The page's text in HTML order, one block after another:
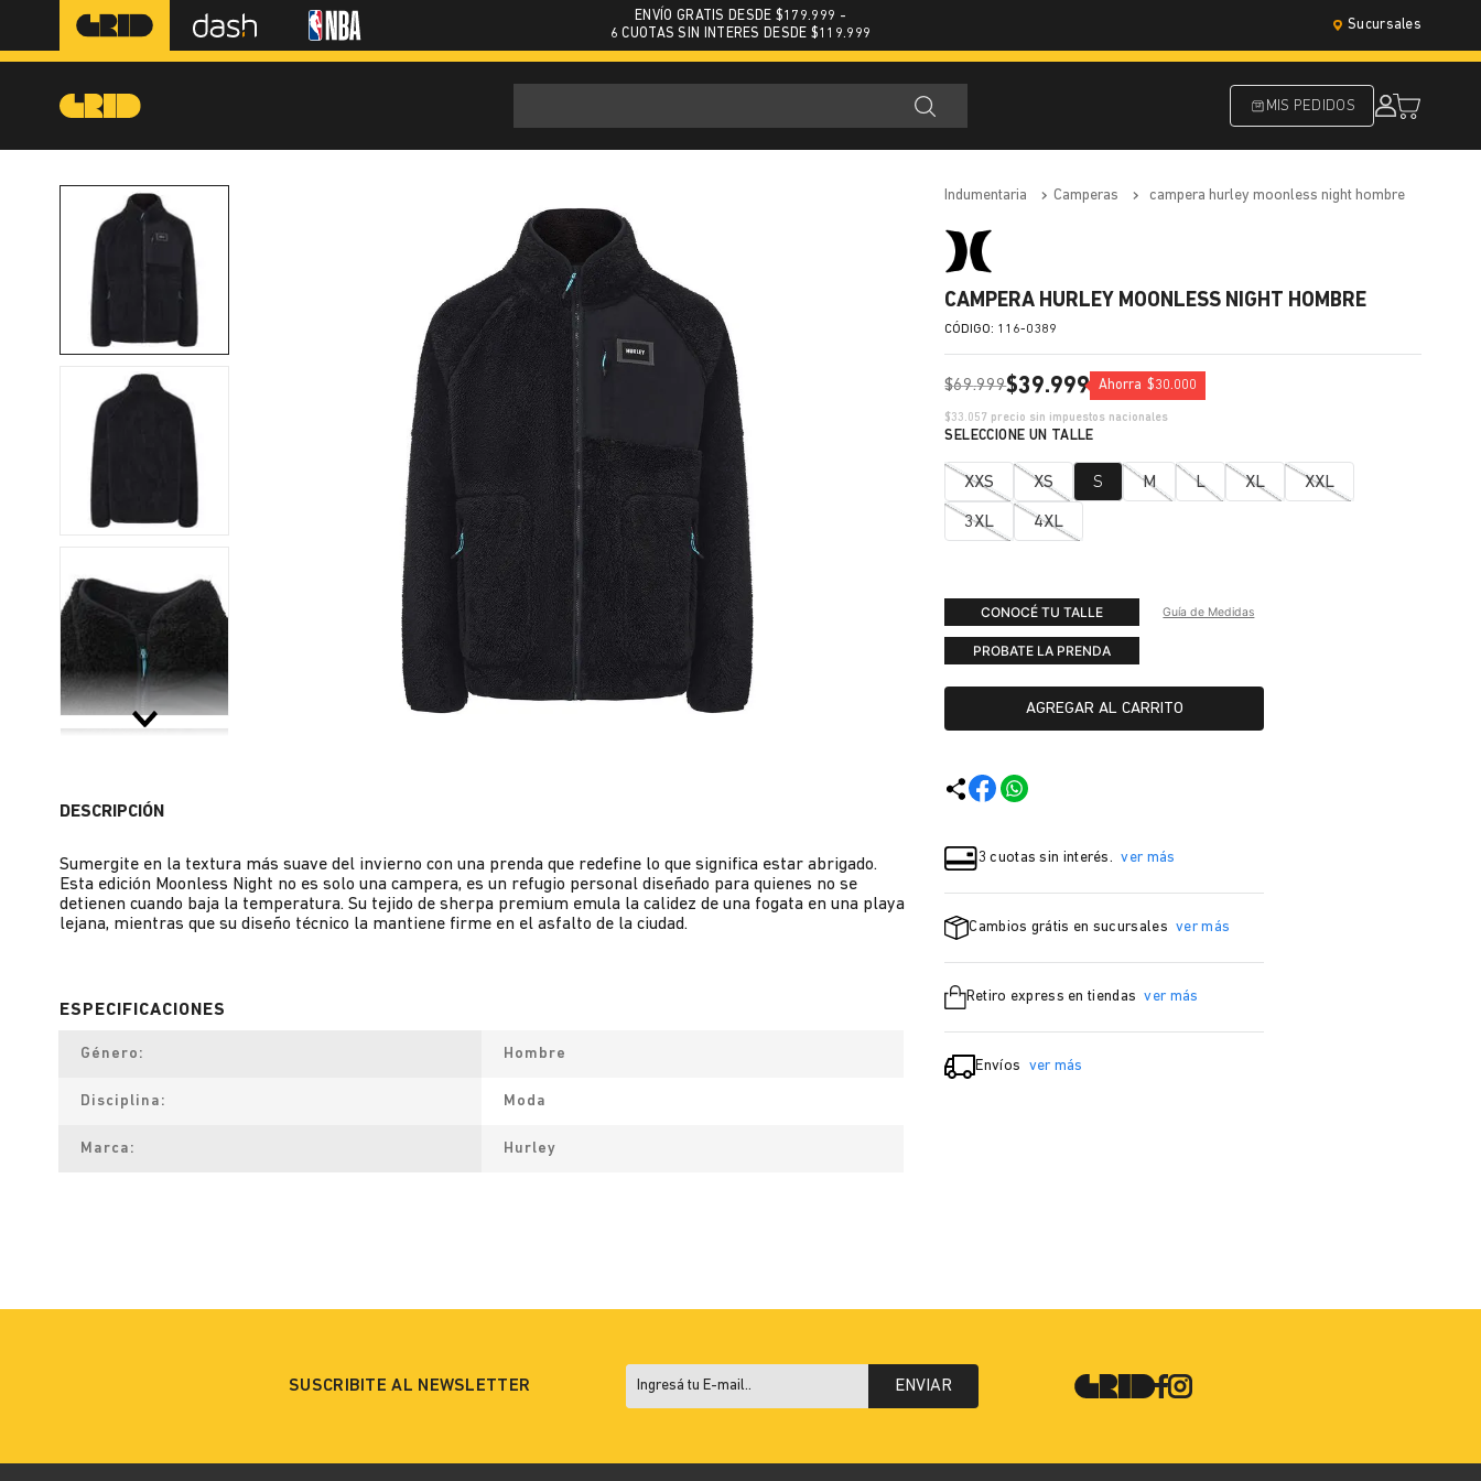
ENVÍO GRATIS DESDE $179.999 -
6 CUOTAS SIN INTERES DESDE $119.999
Sucursales
MIS PEDIDOS
DESCRIPCIÓN
Sumergite en la textura más suave del invierno con una prenda que redefine lo que significa estar abrigado.
Esta edición Moonless Night no es solo una campera, es un refugio personal diseñado para quienes no se
detienen cuando baja la temperatura. Su tejido de sherpa premium emula la calidez de una fogata en una playa
lejana, mientras que su diseño técnico la mantiene firme en el asfalto de la ciudad.
Género Hombre
Disciplina Moda
Marca Hurley
indumentaria camperas campera hurley moonless night hombre
CAMPERA HURLEY MOONLESS NIGHT HOMBRE
: 116-0389
$69.999$39.999 Ahorra $30.000
$33.057 precio sin impuestos nacionales
XXS XS S M L XL XXL
3XL 4XL
CONOCÉ TU TALLE Guía de Medidas
PROBATE LA PRENDA
AGREGAR AL CARRITO
3 cuotas sin interés. ver más
Cambios grátis en sucursales ver más
Retiro express en tiendas ver más
Envíos ver más
SUSCRIBITE AL NEWSLETTER ENVIAR